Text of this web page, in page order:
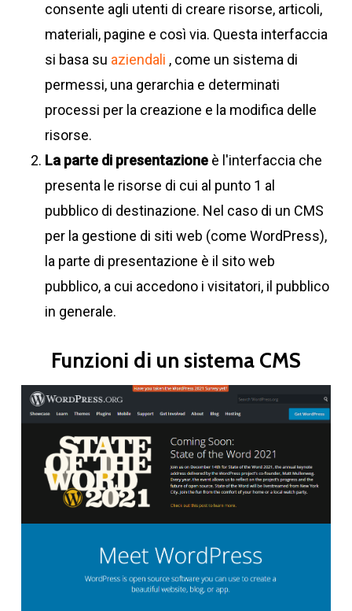
consente agli utenti di creare risorse, articoli,
materiali, pagine e così via. Questa interfaccia
si basa su aziendali , come un sistema di
permessi, una gerarchia e determinati
processi per la creazione e la modifica delle
risorse.
La parte di presentazioneè l'interfaccia che
presenta le risorse di cui al punto 1 al
pubblico di destinazione. Nel caso di un CMS
per la gestione di siti web (come WordPress),
la parte di presentazione è il sito web
pubblico, a cui accedono i visitatori, il pubblico
in generale.
Funzioni di un sistema CMS